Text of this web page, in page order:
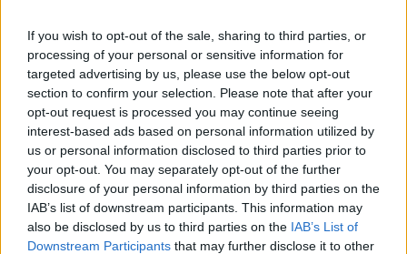
If you wish to opt-out of the sale, sharing to third parties, or
processing of your personal or sensitive information for
targeted advertising by us, please use the below opt-out
section to confirm your selection. Please note that after your
opt-out request is processed you may continue seeing
interest-based ads based on personal information utilized by
us or personal information disclosed to third parties prior to
your opt-out. You may separately opt-out of the further
disclosure of your personal information by third parties on the
IAB’s list of downstream participants. This information may
also be disclosed by us to third parties on the IAB’s List of
Downstream Participants that may further disclose it to other
Celníci odhalili gang překupníků papoušků, zajistili
stovku ptáků
5.8.2026 20:13 (ČTK)
Celníci odhalili gang
překupníků chráněných druhů
papoušků působící v několika
krajích a zajistili asi stovku
ptáků. S odchytem a
zajištěním zvířat celníkům pomohly zoo v Praze, Zlíně a Ostravě. V
ostravské zahradě také papoušci nalezli dočasné útočiště. V
tiskové zprávě nawebucelníků to oznámila mluvčí Celní správy ČR
Martina Kaňková. Případem se zabývá policie.